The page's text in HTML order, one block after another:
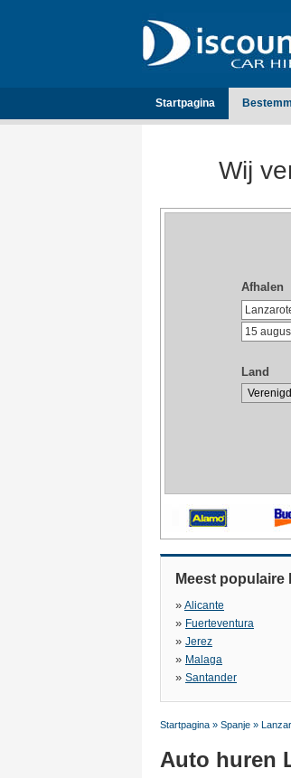
Startpagina
Wij
Afhalen
Land
Meest populaire
» Alicante
» Fuerteventura
» Jerez
» Malaga
» Santander
Startpagina » Spanje »
Auto huren